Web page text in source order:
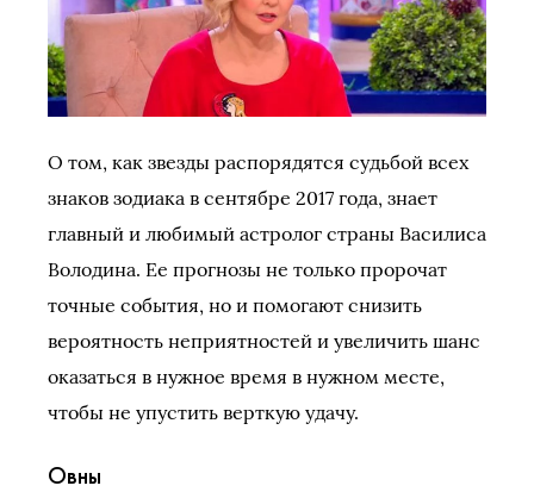
О том, как звезды распорядятся судьбой всех
знаков зодиака в сентябре 2017 года, знает
главный и любимый астролог страны Василиса
Володина. Ее прогнозы не только пророчат
точные события, но и помогают снизить
вероятность неприятностей и увеличить шанс
оказаться в нужное время в нужном месте,
чтобы не упустить верткую удачу.
Овны